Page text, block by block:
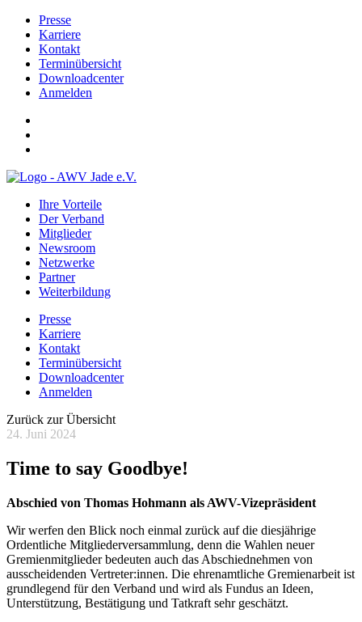
Presse
Karriere
Kontakt
Terminübersicht
Downloadcenter
Anmelden
Ihre Vorteile
Der Verband
Mitglieder
Newsroom
Netzwerke
Partner
Weiterbildung
Presse
Karriere
Kontakt
Terminübersicht
Downloadcenter
Anmelden
Zurück zur Übersicht
24. Juni 2024
Time to say Goodbye!
Abschied von Thomas Hohmann als AWV-Vizepräsident
Wir werfen den Blick noch einmal zurück auf die diesjährige
Ordentliche Mitgliederversammlung, denn die Wahlen neuer
Gremienmitglieder bedeuten auch das Abschiednehmen von
ausscheidenden Vertreter:innen. Die ehrenamtliche Gremienarbeit ist
grundlegend für den Verband und wird als Fundus an Ideen,
Unterstützung, Bestätigung und Tatkraft sehr geschätzt.